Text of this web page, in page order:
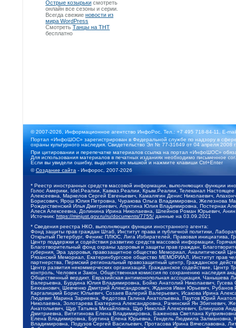
Острые козырьки смотреть
онлайн все сезоны и серии.
Всегда свежие новости из
мира WordPress
Смотреть Танцы на ТНТ
бесплатно
© 2007-2026, Информационное агентство ИнфоРос. Тел.: +7 495 718-84-11, E-
Портал «ИнфоШОС» зарегистрирован в Федеральной службе по надзору в
охраны культурного наследия. Свидетельство Эл № 77-31649 от 04 апреля 2008 г.
При цитировании и перепечатке материалов ссылка на портал «ИнфоШОС»
Для использования материалов в печатных изданиях необходимо письменное
Если вы увидели ошибку, выделите ее мышкой и нажмите клавиши Ctrl+Enter
©Создание сайта - Инфорос, 2007-2026
* Реестр иностранных средств массовой информации, выполняющих функции
Голос Америки, Idel.Реалии, Кавказ.Реалии, Крым.Реалии, Телеканал
Алексеевна, Маркелов Сергей Евгеньевич, Камалягин Денис Николаевич,
Борисович, Ярош Юлия Петровна, Чуракова Ольга Владимировна, Железнова
Рождественский Илья Дмитриевич, Апухтина Юлия Владимировна, Постернак
Алеся Алексеевна, Долинина Ирина Николаевна, Шлейнов Роман Юрьевич,
Источник: https://minjust.gov.ru/ru/documents/7755/ данные на 03.09.2021
* Сведения реестра НКО, выполняющих функции иностранного агента:
Фонд защиты прав граждан Штаб, Институт права и публичной политики,
Открытый Петербург, Феникс ПЛЮС, Лига Избирателей, Правовая инициатива,
Центр поддержки и содействия развитию средств массовой информации,
Благотворительный фонд охраны здоровья и защиты прав граждан,
губерния, Эра здоровья, правозащитное общество Мемориал, Аналитический
Рязанский Мемориал, Екатеринбургское общество МЕМОРИАЛ, Институт прав
партнерства, Пермский региональный правозащитный центр, Гражданское
Центр развития некоммерческих организаций, Гражданское содействие,
контроль, Человек и Закон, Общественная комиссия по сохранению наследия
Общественный вердикт, Евразийская антимонопольная ассоциация, Чанышева
Валерьевна, Бурдина Юлия Владимировна, Бойко Анатолий Николаевич, Гусева
Бекханович, Шевченко Дмитрий Александрович, Жданов Иван Юрьевич,
Каргалицкий Борис Юльевич, Созаев Валерий Валерьевич, Исакова Ирина
Людевиг Марина Зариевна, Федотова Галина Анатольевна, Паутов Юрий
Николаевна, Золотарева Екатерина Александровна, Рачинский Ян
Анатольевич, Щур Татьяна Михайловна, Щур Николай Алексеевич, Блинушов
Дмитриевна, Вититинова Елена Владимировна, Баженова Светлана
Елена Владимировна, Буртина Елена Юрьевна, Гендель Людмила Залмановна,
Владимировна, Подузов Сергей Васильевич, Протасова Ирина Вячеславовна,